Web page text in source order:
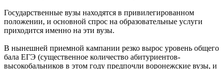
Государственные вузы находятся в привилегированном
положении, и основной спрос на образовательные услуги
приходится именно на эти вузы.
В нынешней приемной кампании резко вырос уровень общего
бала ЕГЭ (существенное количество абитуриентов-
высокобальников в этом году предпочли воронежские вузы, и